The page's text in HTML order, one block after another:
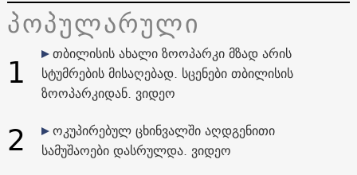
პოპულარული
1
თბილისის ახალი ზოოპარკი მზად არის
სტუმრების მისაღებად. სცენები თბილისის
ზოოპარკიდან. ვიდეო
2
ოკუპირებულ ცხინვალში აღდგენითი
სამუშაოები დასრულდა. ვიდეო